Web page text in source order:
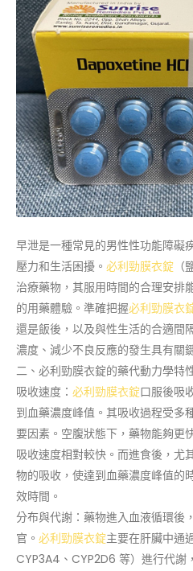
早泄是一種常見的男性性功能障礙
壓力和生活困擾。 必利勁膜衣錠
治療藥物，其服用時間的合理安排
的用藥體驗。準確把握必利勁膜衣
還是飯後，以及與性生活的合適間
濃度、減少不良反應的發生具有關
二、必利勁膜衣錠的藥代動力學特
吸收速度： 必利勁膜衣錠口服後吸
到血藥濃度峰值。其吸收過程受多
要因素。空腹狀態下，藥物能夠更
吸收速度相對較快。而進食後，尤
物的吸收，使達到血藥濃度峰值的
效時間。
分布與代謝：藥物進入血液循環後
官。 必利勁膜衣錠主要在肝臟中通
CYP3A4、CYP2D6 等）進行代謝